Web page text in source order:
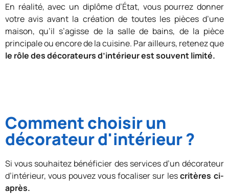
En réalité, avec un diplôme d’État, vous pourrez donner
votre avis avant la création de toutes les pièces d’une
maison, qu’il s’agisse de la salle de bains, de la pièce
principale ou encore de la cuisine. Par ailleurs, retenez que
le rôle des décorateurs d’intérieur est souvent limité.
Comment choisir un
décorateur d'intérieur ?
Si vous souhaitez bénéficier des services d’un décorateur
d’intérieur, vous pouvez vous focaliser sur lescritères ci-
après.